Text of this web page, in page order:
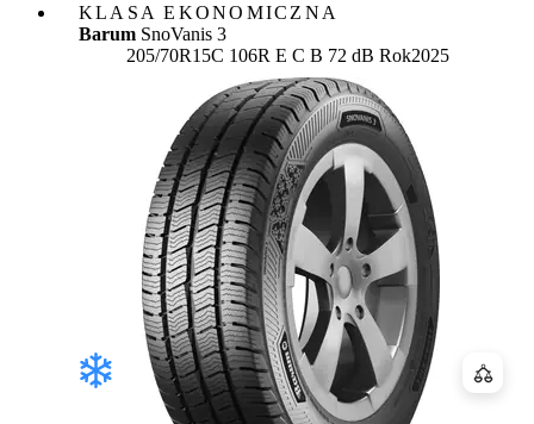
KLASA EKONOMICZNA
Barum SnoVanis 3
205/70R15C 106R Etykieta:
E C B 72 dB Rok2025